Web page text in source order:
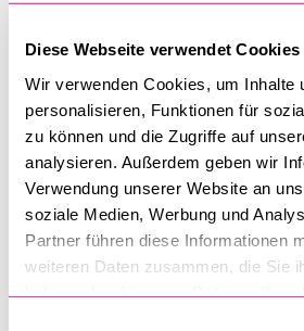
Diese Webseite verwendet Cookies
Wir verwenden Cookies, um Inhalte
personalisieren, Funktionen für
zu können und die Zugriffe auf
analysieren. Außerdem geben wir
Verwendung unserer Website an
soziale Medien, Werbung und
Partner führen diese Informationen
weiteren Daten zusammen, die Sie
Anmeldung
Webinare
ANMELDEN:
*
Exponentielles Wachstum durch
erreicht man es?
ANREDE
Frau Herr
NACHNAME *